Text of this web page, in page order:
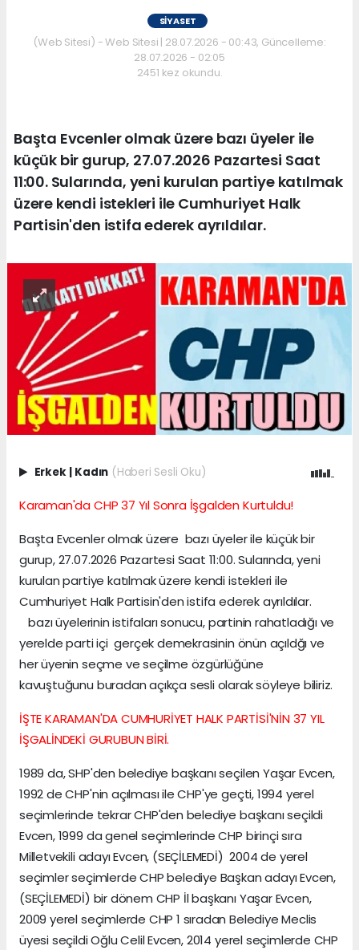
SIYASET
(Web Sitesi) - Web Sitesi | 28.07.2026 - 00:43, Güncelleme:
28.07.2026 - 02:05
2451 kez okundu.
Başta Evcenler olmak üzere bazı üyeler ile
küçük bir gurup, 27.07.2026 Pazartesi Saat
11:00. Sularında, yeni kurulan partiye katılmak
üzere kendi istekleri ile Cumhuriyet Halk
Partisin'den istifa ederek ayrıldılar.
Erkek | Kadın (Haberi Sesli Oku)
Karaman'da CHP 37 Yıl Sonra İşgalden Kurtuldu!
Başta Evcenler olmak üzere bazı üyeler ile küçük bir
gurup, 27.07.2026 Pazartesi Saat 11:00. Sularında, yeni
kurulan partiye katılmak üzere kendi istekleri ile
Cumhuriyet Halk Partisin'den istifa ederek ayrıldılar.
bazı üyelerinin istifaları sonucu, partinin rahatladığı ve
yerelde parti içi gerçek demekrasinin önün açıldğı ve
her üyenin seçme ve seçilme özgürlüğüne
kavuştuğunu buradan açıkça sesli olarak söyleye biliriz.
İŞTE KARAMAN'DA CUMHURİYET HALK PARTİSİ'NİN 37 YIL
İŞGALİNDEKİ GURUBUN BİRİ.
1989 da, SHP'den belediye başkanı seçilen Yaşar Evcen,
1992 de CHP'nin açılması ile CHP'ye geçti, 1994 yerel
seçimlerinde tekrar CHP'den belediye başkanı seçildi
Evcen, 1999 da genel seçimlerinde CHP birinçi sıra
Milletvekili adayı Evcen, (SEÇİLEMEDİ) 2004 de yerel
seçimler seçimlerde CHP belediye Başkan adayı Evcen,
(SEÇİLEMEDİ) bir dönem CHP İl başkanı Yaşar Evcen,
2009 yerel seçimlerde CHP 1 sıradan Belediye Meclis
üyesi seçildi Oğlu Celil Evcen, 2014 yerel seçimlerde CHP